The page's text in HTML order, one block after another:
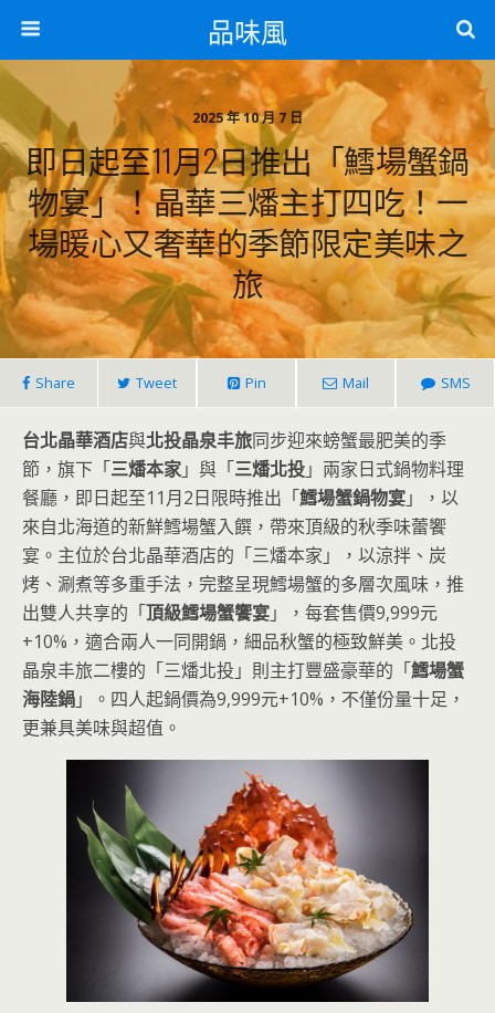
品味風
2025 年 10 月 7 日
即日起至11月2日推出「鱈場蟹鍋
物宴」！晶華三燔主打四吃！一
場暖心又奢華的季節限定美味之
旅
Share Tweet Pin Mail SMS
台北晶華酒店與北投晶泉丰旅同步迎來螃蟹最肥美的季
節，旗下「三燔本家」與「三燔北投」兩家日式鍋物料理
餐廳，即日起至11月2日限時推出「鱈場蟹鍋物宴」，以
來自北海道的新鮮鱈場蟹入饌，帶來頂級的秋季味蕾饗
宴。主位於台北晶華酒店的「三燔本家」，以涼拌、炭
烤、涮煮等多重手法，完整呈現鱈場蟹的多層次風味，推
出雙人共享的「頂級鱈場蟹饗宴」，每套售價9,999元
+10%，適合兩人一同開鍋，細品秋蟹的極致鮮美。北投
晶泉丰旅二樓的「三燔北投」則主打豐盛豪華的「鱈場蟹
海陸鍋」。四人起鍋價為9,999元+10%，不僅份量十足，
更兼具美味與超值。